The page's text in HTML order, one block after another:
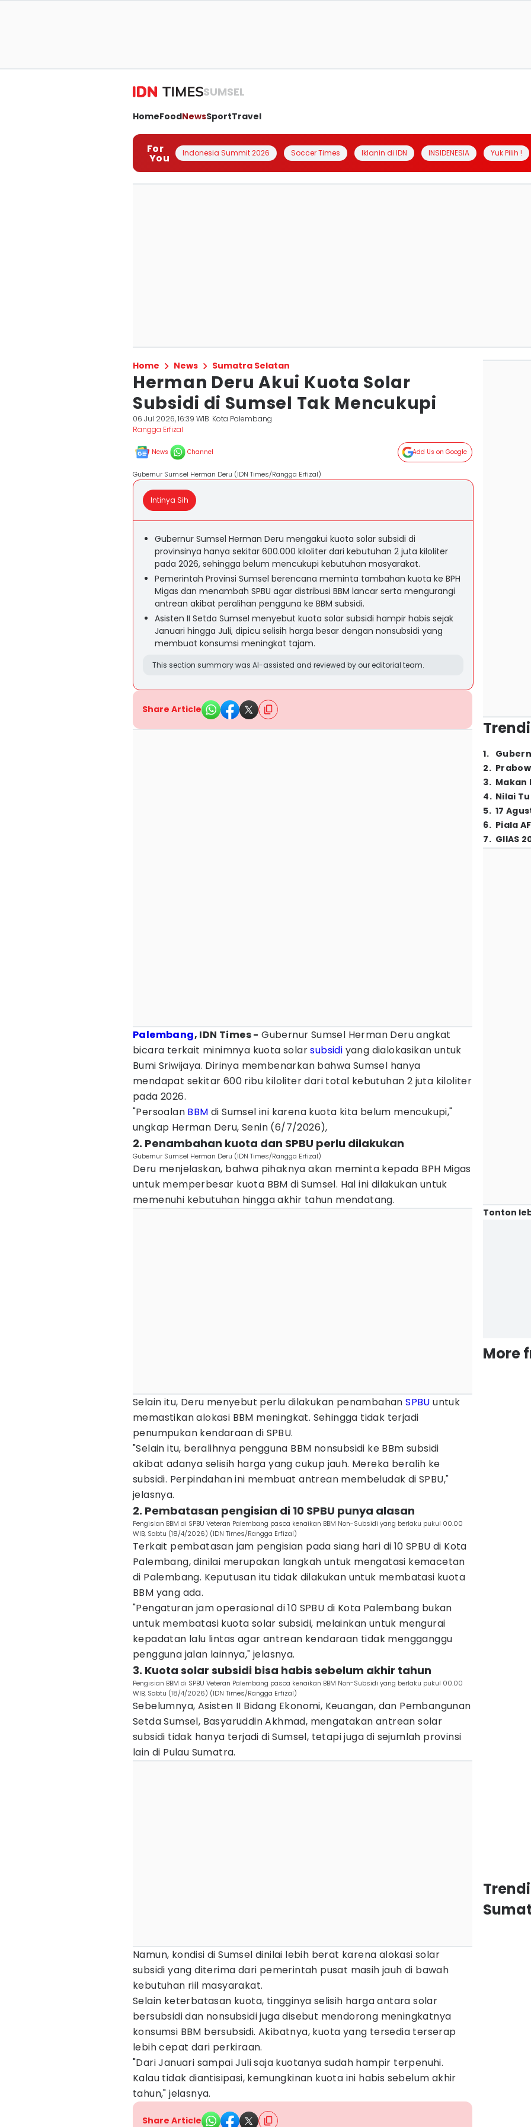
SUMSEL
HomeFoodNewsSportTravel
For
You Indonesia Summit 2026 Soccer Times Iklanin di IDN INSIDENESIA Yuk Pilih !
Home News Sumatra Selatan
Herman Deru Akui Kuota Solar
Subsidi di Sumsel Tak Mencukupi
06 Jul 2026, 16:39 WIB Kota Palembang
Rangga Erfizal
News Channel Add Us on Google
Gubernur Sumsel Herman Deru (IDN Times/Rangga Erfizal)
Intinya Sih
Gubernur Sumsel Herman Deru mengakui kuota solar subsidi di
provinsinya hanya sekitar 600.000 kiloliter dari kebutuhan 2 juta kiloliter
pada 2026, sehingga belum mencukupi kebutuhan masyarakat.
Pemerintah Provinsi Sumsel berencana meminta tambahan kuota ke BPH
Migas dan menambah SPBU agar distribusi BBM lancar serta mengurangi
antrean akibat peralihan pengguna ke BBM subsidi.
Asisten II Setda Sumsel menyebut kuota solar subsidi hampir habis sejak
Januari hingga Juli, dipicu selisih harga besar dengan nonsubsidi yang
membuat konsumsi meningkat tajam.
This section summary was AI-assisted and reviewed by our editorial team.
Share Article
Palembang, IDN Times - Gubernur Sumsel Herman Deru angkat
bicara terkait minimnya kuota solarsubsidi yang dialokasikan untuk
Bumi Sriwijaya. Dirinya membenarkan bahwa Sumsel hanya
mendapat sekitar 600 ribu kiloliter dari total kebutuhan 2 juta kiloliter
pada 2026.
"Persoalan BBM di Sumsel ini karena kuota kita belum mencukupi,"
ungkap Herman Deru, Senin (6/7/2026),
2. Penambahan kuota dan SPBU perlu dilakukan
Gubernur Sumsel Herman Deru (IDN Times/Rangga Erfizal)
Deru menjelaskan, bahwa pihaknya akan meminta kepada BPH Migas
untuk memperbesar kuota BBM di Sumsel. Hal ini dilakukan untuk
memenuhi kebutuhan hingga akhir tahun mendatang.
Selain itu, Deru menyebut perlu dilakukan penambahanSPBU untuk
memastikan alokasi BBM meningkat. Sehingga tidak terjadi
penumpukan kendaraan di SPBU.
"Selain itu, beralihnya pengguna BBM nonsubsidi ke BBm subsidi
akibat adanya selisih harga yang cukup jauh. Mereka beralih ke
subsidi. Perpindahan ini membuat antrean membeludak di SPBU,"
jelasnya.
2. Pembatasan pengisian di 10 SPBU punya alasan
Pengisian BBM di SPBU Veteran Palembang pasca kenaikan BBM Non-Subsidi yang berlaku pukul 00.00
WIB, Sabtu (18/4/2026) (IDN Times/Rangga Erfizal)
Terkait pembatasan jam pengisian pada siang hari di 10 SPBU di Kota
Palembang, dinilai merupakan langkah untuk mengatasi kemacetan
di Palembang. Keputusan itu tidak dilakukan untuk membatasi kuota
BBM yang ada.
"Pengaturan jam operasional di 10 SPBU di Kota Palembang bukan
untuk membatasi kuota solar subsidi, melainkan untuk mengurai
kepadatan lalu lintas agar antrean kendaraan tidak mengganggu
pengguna jalan lainnya," jelasnya.
3. Kuota solar subsidi bisa habis sebelum akhir tahun
Pengisian BBM di SPBU Veteran Palembang pasca kenaikan BBM Non-Subsidi yang berlaku pukul 00.00
WIB, Sabtu (18/4/2026) (IDN Times/Rangga Erfizal)
Sebelumnya, Asisten II Bidang Ekonomi, Keuangan, dan Pembangunan
Setda Sumsel, Basyaruddin Akhmad, mengatakan antrean solar
subsidi tidak hanya terjadi di Sumsel, tetapi juga di sejumlah provinsi
lain di Pulau Sumatra.
Namun, kondisi di Sumsel dinilai lebih berat karena alokasi solar
subsidi yang diterima dari pemerintah pusat masih jauh di bawah
kebutuhan riil masyarakat.
Selain keterbatasan kuota, tingginya selisih harga antara solar
bersubsidi dan nonsubsidi juga disebut mendorong meningkatnya
konsumsi BBM bersubsidi. Akibatnya, kuota yang tersedia terserap
lebih cepat dari perkiraan.
"Dari Januari sampai Juli saja kuotanya sudah hampir terpenuhi.
Kalau tidak diantisipasi, kemungkinan kuota ini habis sebelum akhir
tahun," jelasnya.
Share Article
1.
2.
3. Makan
4. Nilai
5. 17
6. Piala
7. GIIAS
Tonton
More